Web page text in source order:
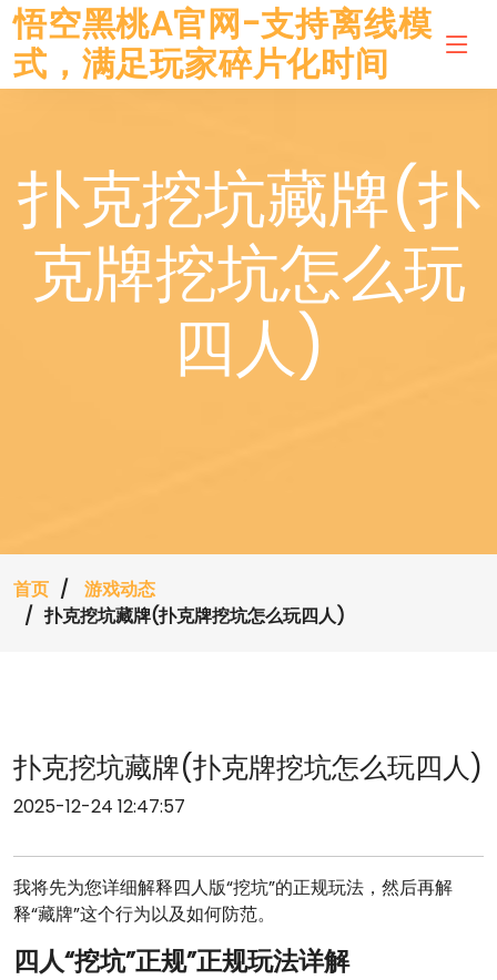
悟空黑桃A官网-支持离线模
式，满足玩家碎片化时间
扑克挖坑藏牌(扑
克牌挖坑怎么玩
四人)
首页
游戏动态
扑克挖坑藏牌(扑克牌挖坑怎么玩四人)
扑克挖坑藏牌(扑克牌挖坑怎么玩四人)
2025-12-24 12:47:57
我将先为您详细解释四人版“挖坑”的正规玩法，然后再解
释“藏牌”这个行为以及如何防范。
四人“挖坑”正规”正规玩法详解